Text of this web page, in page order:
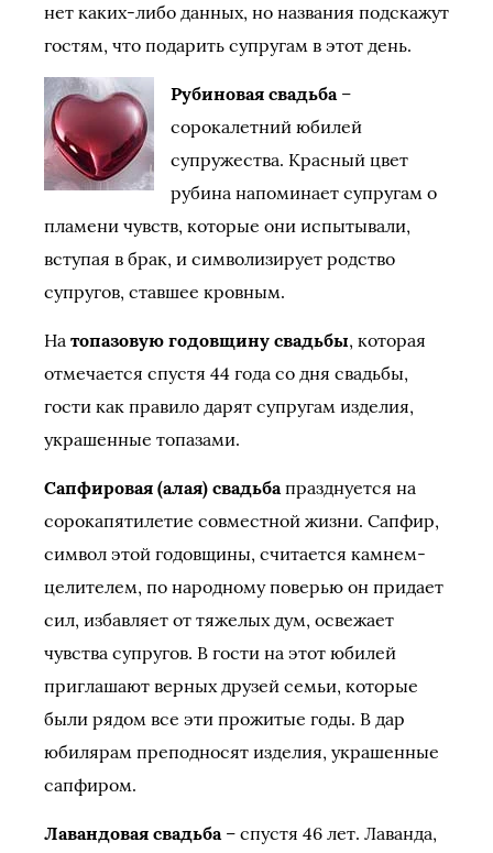
нет каких-либо данных, но названия подскажут
гостям, что подарить супругам в этот день.
Рубиновая свадьба–
сорокалетний юбилей
супружества. Красный цвет
рубина напоминает супругам о
пламени чувств, которые они испытывали,
вступая в брак, и символизирует родство
супругов, ставшее кровным.
На топазовую годовщину свадьбы, которая
отмечается спустя 44 года со дня свадьбы,
гости как правило дарят супругам изделия,
украшенные топазами.
Сапфировая (алая) свадьбапразднуется на
сорокапятилетие совместной жизни. Сапфир,
символ этой годовщины, считается камнем-
целителем, по народному поверью он придает
сил, избавляет от тяжелых дум, освежает
чувства супругов. В гости на этот юбилей
приглашают верных друзей семьи, которые
были рядом все эти прожитые годы. В дар
юбилярам преподносят изделия, украшенные
сапфиром.
Лавандовая свадьба– спустя 46 лет. Лаванда,